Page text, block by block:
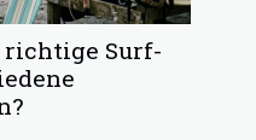
Surf-